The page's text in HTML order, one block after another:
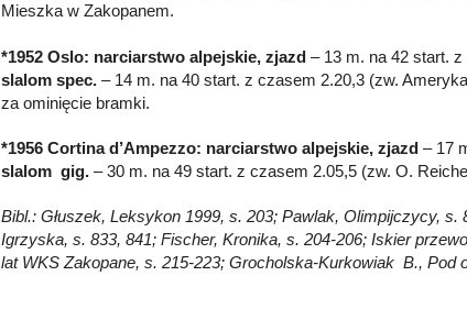
Mieszka w Zakopanem.
*1952 Oslo: narciarstwo alpejskie, zjazd – 13 m. na 42 start.
slalom spec. – 14 m. na 40 start. z czasem 2.20,3 (zw.
za ominięcie bramki.
*1956 Cortina d’Ampezzo: narciarstwo alpejskie, zjazd – 17
slalom gig. – 30 m. na 49 start. z czasem 2.05,5 (zw. O.
Bibl.: Głuszek, Leksykon 1999, s. 203; Pawlak, Olimpijczycy,
Igrzyska, s. 833, 841; Fischer, Kronika, s. 204-206; Iskier
lat WKS Zakopane, s. 215-223; Grocholska-Kurkowiak B.,